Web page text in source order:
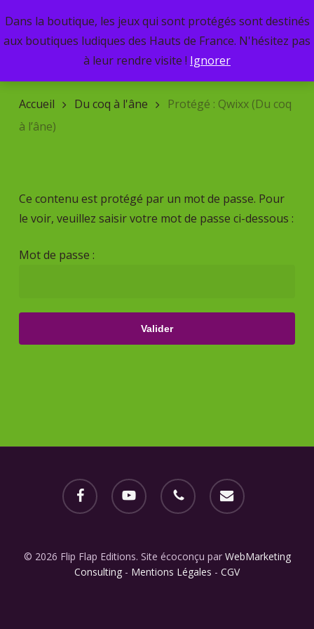
Dans la boutique, les jeux qui sont protégés sont destinés
aux boutiques ludiques des Hauts de France. N'hésitez pas
à leur rendre visite ! Ignorer
to
main
produits
Menu
Accueil Du coq à l'âne
Protégé : Qwixx (Du coq
à l’âne)
Ce contenu est protégé par un mot de passe. Pour
le voir, veuillez saisir votre mot de passe ci-dessous :
Mot de passe :
facebook youtube phone email
© 2026 Flip Flap Editions. Site écoconçu par WebMarketing
Consulting - Mentions Légales - CGV